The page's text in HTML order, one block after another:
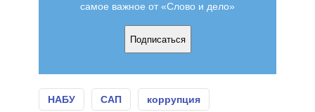
самое важное от «Слово и дело»
Подписаться
НАБУ САП коррупция